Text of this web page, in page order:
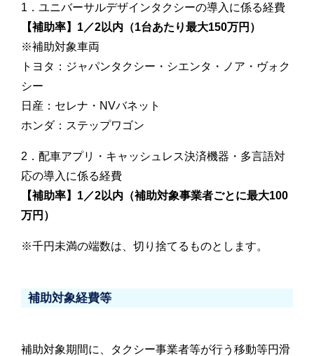
1．ユニバーサルデザインタクシーの導入に係る経費
【補助率】1／2以内（1台あたり最大150万円）
※補助対象車両
トヨタ：ジャパンタクシー・シエンタ・ノア・ヴォク
シー
日産：セレナ・NVバネット
ホンダ：ステップワゴン
2．配車アプリ・キャッシュレス決済機器・多言語対
応の導入に係る経費
【補助率】1／2以内（補助対象事業者ごとに最大100
万円）
※千円未満の端数は、切り捨てるものとします。
補助対象経費等
補助対象期間に、タクシー事業者等が行う移動等円滑